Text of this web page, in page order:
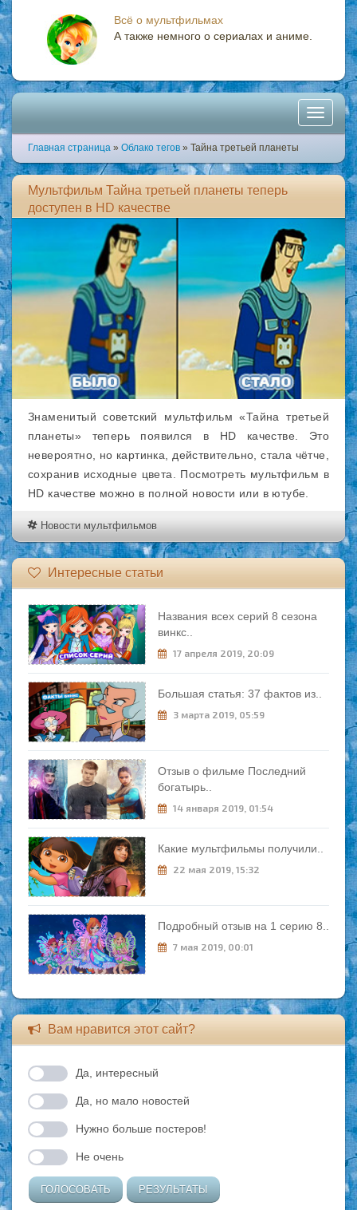
Всё о мультфильмах
А также немного о сериалах и аниме.
Toggle
Главная страница » Облако тегов » Тайна третьей планеты
Мультфильм Тайна третьей планеты теперь
доступен в HD качестве
Знаменитый советский мультфильм «Тайна третьей
планеты» теперь появился в HD качестве. Это
невероятно, но картинка, действительно, стала чётче,
сохранив исходные цвета. Посмотреть мультфильм в
HD качестве можно в полной новости или в ютубе.
Новости мультфильмов
Интересные статьи
Названия всех серий 8 сезона
винкс..
17 апреля 2019, 20:09
Большая статья: 37 фактов из..
3 марта 2019, 05:59
Отзыв о фильме Последний
богатырь..
14 января 2019, 01:54
Какие мультфильмы получили..
22 мая 2019, 15:32
Подробный отзыв на 1 серию 8..
7 мая 2019, 00:01
Вам нравится этот сайт?
Да, интересный
Да, но мало новостей
Нужно больше постеров!
Не очень
ГОЛОСОВАТЬ РЕЗУЛЬТАТЫ